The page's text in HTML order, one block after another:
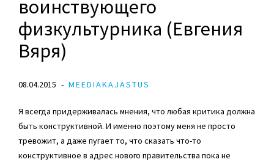
воинствующего
физкультурника (Евгения
Вяря)
08.04.2015 MEEDIAKAJASTUS
Я всегда придерживалась мнения, что любая критика должна
быть конструктивной. И именно поэтому меня не просто
тревожит, а даже пугает то, что сказать что-то
конструктивное в адрес нового правительства пока не